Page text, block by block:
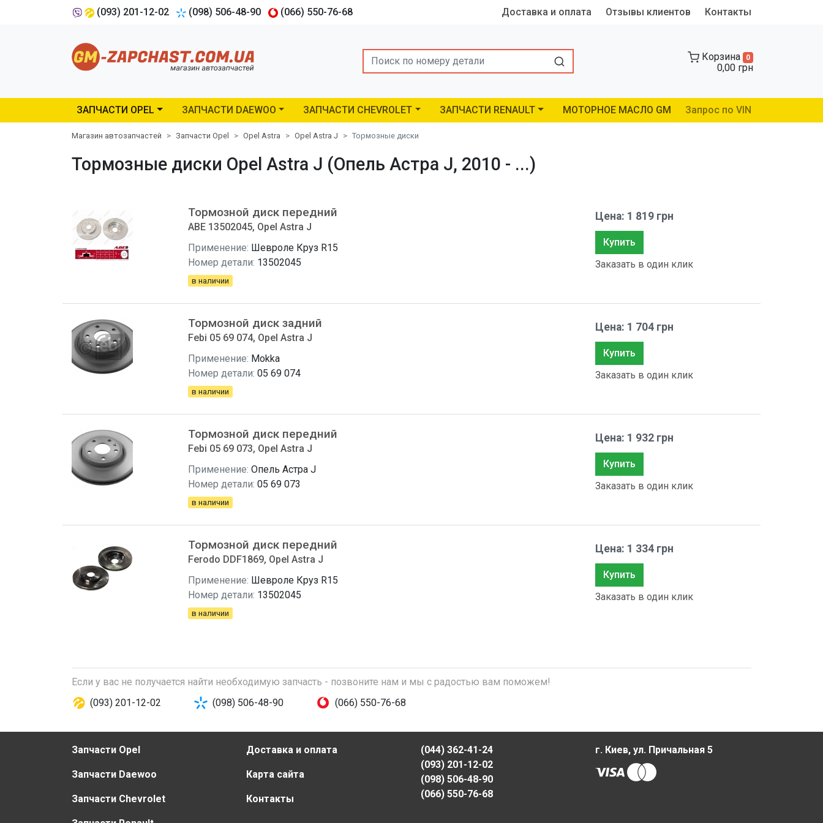
(093) 201-12-02 (098) 506-48-90 (066) 550-76-68 Доставка и оплата Отзывы клиентов Контакты
Search Корзина 0
0,00 грн
ЗАПЧАСТИ OPEL ЗАПЧАСТИ DAEWOO ЗАПЧАСТИ CHEVROLET ЗАПЧАСТИ RENAULT МОТОРНОЕ МАСЛО GM Запрос по VIN
Магазин автозапчастей Запчасти Opel Opel Astra Opel Astra J Тормозные диски
Тормозные диски Opel Astra J (Опель Астра J, 2010 - ...)
Тормозной диск передний
ABE 13502045, Opel Astra J
Применение: Шевроле Круз R15
Номер детали: 13502045
в наличии
Цена: 1 819 грн
Купить
Заказать в один клик
Тормозной диск задний
Febi 05 69 074, Opel Astra J
Применение: Mokka
Номер детали: 05 69 074
в наличии
Цена: 1 704 грн
Купить
Заказать в один клик
Тормозной диск передний
Febi 05 69 073, Opel Astra J
Применение: Опель Астра J
Номер детали: 05 69 073
в наличии
Цена: 1 932 грн
Купить
Заказать в один клик
Тормозной диск передний
Ferodo DDF1869, Opel Astra J
Применение: Шевроле Круз R15
Номер детали: 13502045
в наличии
Цена: 1 334 грн
Купить
Заказать в один клик
Если у вас не получается найти необходимую запчасть - позвоните нам и мы с радостью вам поможем!
(093) 201-12-02
(098) 506-48-90 (066) 550-76-68
Запчасти Opel
Запчасти Daewoo
Запчасти Chevrolet
Доставка и оплата
Карта сайта
Контакты
(044) 362-41-24
(093) 201-12-02
(098) 506-48-90
(066) 550-76-68
г. Киев, ул. Причальная 5